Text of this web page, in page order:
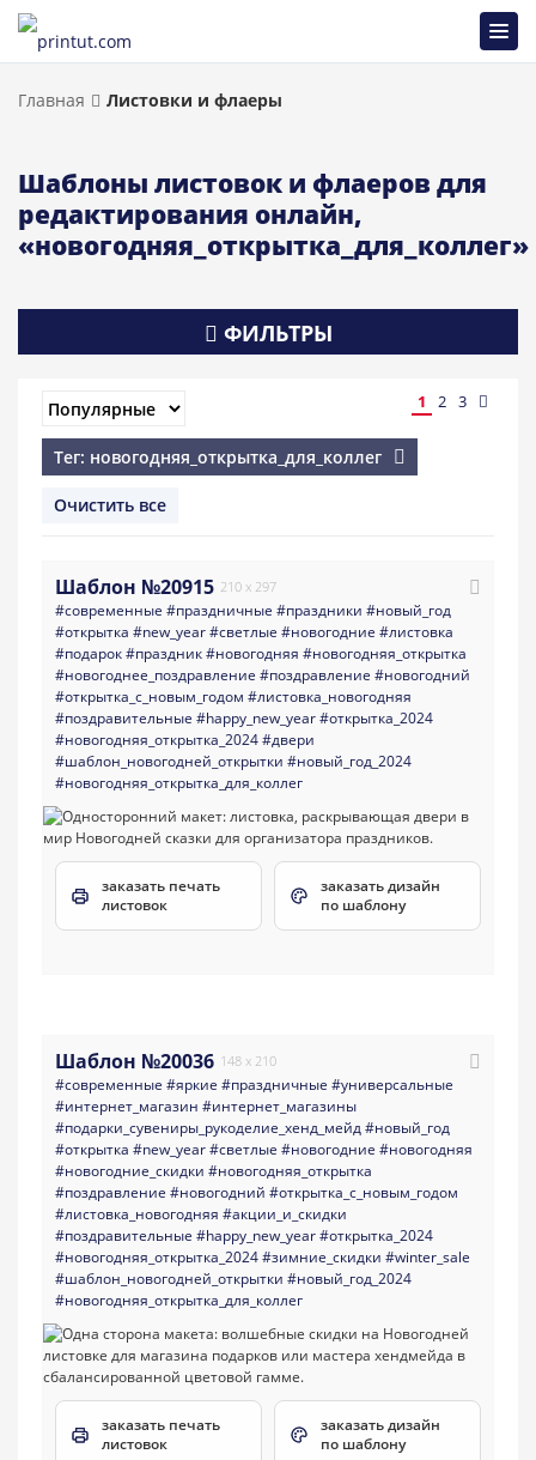
Главная Листовки и флаеры
Шаблоны листовок и флаеров для
редактирования онлайн,
«новогодняя_открытка_для_коллег»
ФИЛЬТРЫ
1 2 3
Тег: новогодняя_открытка_для_коллег
Очистить все
Шаблон №20915 210 x 297
#современные #праздничные #праздники #новый_год
#открытка #new_year#светлые #новогодние #листовка
#подарок#праздник#новогодняя #новогодняя_открытка
#новогоднее_поздравление #поздравление #новогодний
#открытка_с_новым_годом #листовка_новогодняя
#поздравительные #happy_new_year#открытка_2024
#новогодняя_открытка_2024#двери
#шаблон_новогодней_открытки #новый_год_2024
#новогодняя_открытка_для_коллег
заказать печать
листовок
заказать дизайн
по шаблону
Шаблон №20036 148 x 210
#современные #яркие #праздничные #универсальные
#интернет_магазин #интернет_магазины
#подарки_сувениры_рукоделие_хенд_мейд#новый_год
#открытка #new_year#светлые #новогодние #новогодняя
#новогодние_скидки #новогодняя_открытка
#поздравление #новогодний #открытка_с_новым_годом
#листовка_новогодняя #акции_и_скидки
#поздравительные #happy_new_year#открытка_2024
#новогодняя_открытка_2024#зимние_скидки #winter_sale
#шаблон_новогодней_открытки #новый_год_2024
#новогодняя_открытка_для_коллег
заказать печать
листовок
заказать дизайн
по шаблону